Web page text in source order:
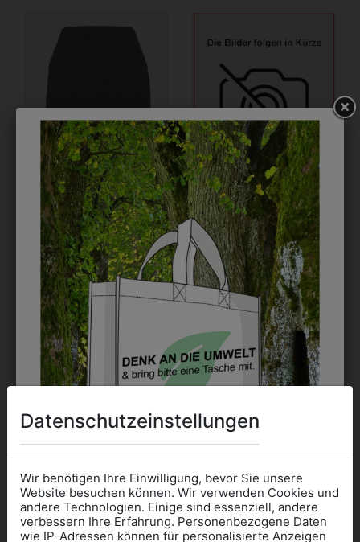
9DRW0302
DAMENROCK MIT
BUND
€ 72,90
9DRW012424
DAMENROCK MIT
BUND UND
GEHSCHLITZ
€ 72,90
Datenschutzeinstellungen
Wir benötigen Ihre Einwilligung, bevor Sie unsere
Website besuchen können. Wir verwenden Cookies und
andere Technologien. Einige sind essenziell, andere
verbessern Ihre Erfahrung. Personenbezogene Daten
wie IP-Adressen können für personalisierte Anzeigen